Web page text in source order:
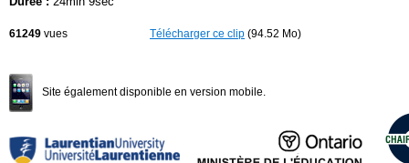
61249 vues Télécharger ce clip (94.52 Mo)
Site également disponible en version mobile.